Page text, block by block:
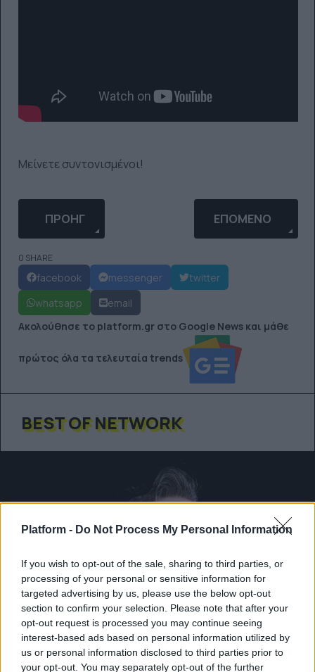
Platform - Do Not Process My Personal Information
If you wish to opt-out of the sale, sharing to third parties, or
processing of your personal or sensitive information for
targeted advertising by us, please use the below opt-out
section to confirm your selection. Please note that after your
opt-out request is processed you may continue seeing
interest-based ads based on personal information utilized by
us or personal information disclosed to third parties prior to
your opt-out. You may separately opt-out of the further
Μείνετε συντονισμένοι!
ΠΡΟΗΓΟΎΜΕΝΟ ΆΡΘΡΟ: H KATY PERRY ΣΕ
ΠΡΟΗΓ ΕΠΌΜΕΝΟ
ΕΠΌΜΕΝΟ
0 SHARE
facebook messenger
twitter
whatsapp
email
Ακολούθησε το platform.gr στο Google News και μάθε
πρώτος όλα τα τελευταία trends
BEST OF NETWORK